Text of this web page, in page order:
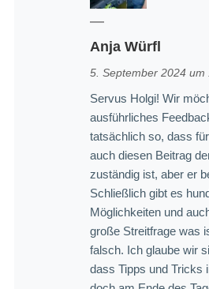
Anja Würfl
5. September 2024 um
Servus Holgi! Wir
ausführliches
tatsächlich so, dass
auch diesen Beitrag
zuständig ist, aber er
Schließlich gibt es
Möglichkeiten und
große Streitfrage was
falsch. Ich glaube wir
dass Tipps und Tricks